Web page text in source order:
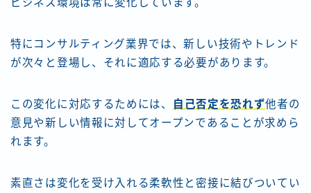
特にコンサルティング業界では、新しい技術やトレンド
が次々と登場し、それに適応する必要があります。
この変化に対応するためには、 自己否定を恐れず他者の
意見や新しい情報に対してオープンであることが求めら
れます。
素直さは変化を受け入れる柔軟性と密接に結びついてい